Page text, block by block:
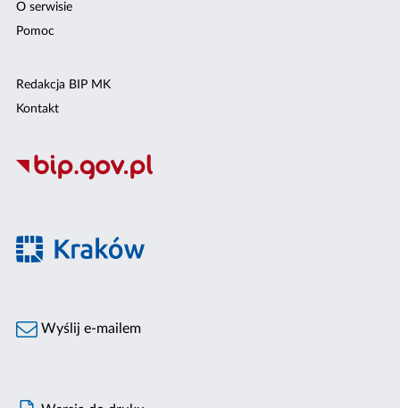
O serwisie
Pomoc
Redakcja BIP MK
Kontakt
Wyślij e-mailem